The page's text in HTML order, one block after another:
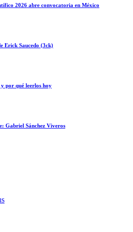
2026 abre convocatoria en México
Erick Saucedo (3ck)
por qué leerlos hoy
Gabriel Sánchez Viveros